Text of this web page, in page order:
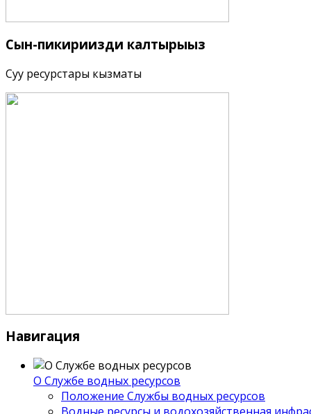
Сын-пикириңизди калтырыңыз
Суу ресурстары кызматы
Навигация
О Службе водных ресурсов
Положение Службы водных ресурсов